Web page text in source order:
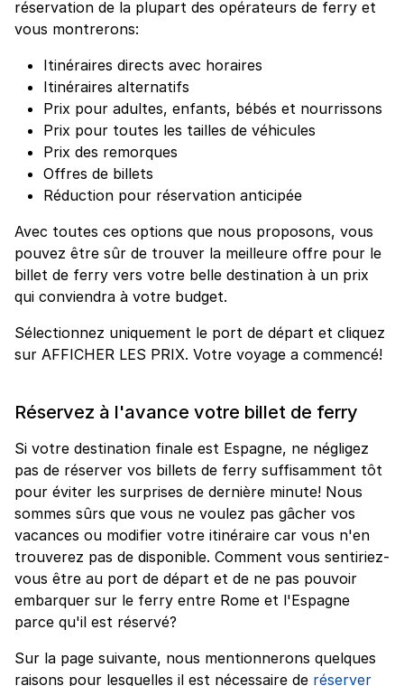
réservation de la plupart des opérateurs de ferry et
vous montrerons:
Itinéraires directs avec horaires
Itinéraires alternatifs
Prix pour adultes, enfants, bébés et nourrissons
Prix pour toutes les tailles de véhicules
Prix des remorques
Offres de billets
Réduction pour réservation anticipée
Avec toutes ces options que nous proposons, vous
pouvez être sûr de trouver la meilleure offre pour le
billet de ferry vers votre belle destination à un prix
qui conviendra à votre budget.
Sélectionnez uniquement le port de départ et cliquez
sur AFFICHER LES PRIX. Votre voyage a commencé!
Réservez à l'avance votre billet de ferry
Si votre destination finale est Espagne, ne négligez
pas de réserver vos billets de ferry suffisamment tôt
pour éviter les surprises de dernière minute! Nous
sommes sûrs que vous ne voulez pas gâcher vos
vacances ou modifier votre itinéraire car vous n'en
trouverez pas de disponible. Comment vous sentiriez-
vous être au port de départ et de ne pas pouvoir
embarquer sur le ferry entre Rome et l'Espagne
parce qu'il est réservé?
Sur la page suivante, nous mentionnerons quelques
raisons pour lesquelles il est nécessaire de réserver